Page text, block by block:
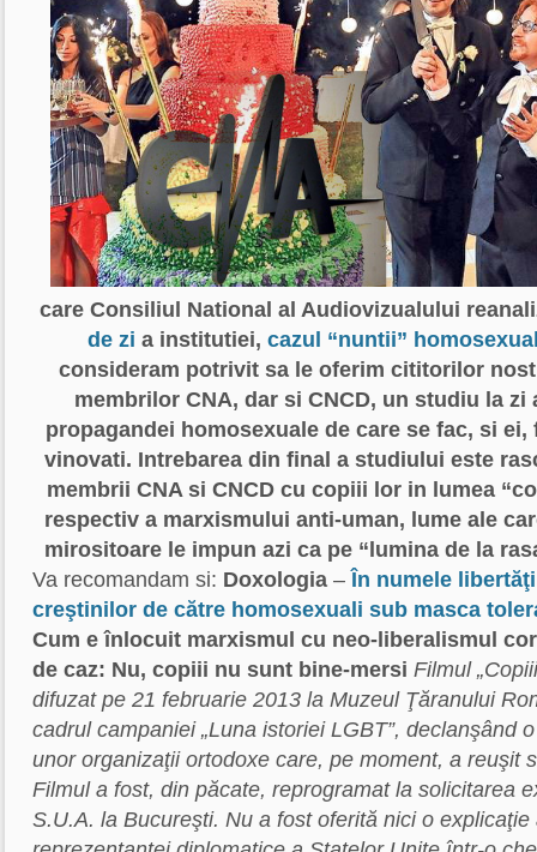
care Consiliul National al Audiovizualului
de zi a institutiei, cazul “nuntii”
consideram potrivit sa le oferim cititorilor
membrilor CNA, dar si CNCD, un studiu la
propagandei homosexuale de care se fac, si
vinovati. Intrebarea din final a studiului este
membrii CNA si CNCD cu copiii lor in lumea
respectiv a marxismului anti-uman, lume ale
mirositoare le impun azi ca pe “lumina de la
Va recomandam si: Doxologia – În numele
creştinilor de către homosexuali sub masca
Cum e înlocuit marxismul cu neo-liberalismul
de caz: Nu, copiii nu sunt bine-mersi Filmul
difuzat pe 21 februarie 2013 la Muzeul Ţăranului
cadrul campaniei „Luna istoriei LGBT”, declanşând
unor organizaţii ortodoxe care, pe moment, a reuşit
Filmul a fost, din păcate, reprogramat la solicitarea
S.U.A. la Bucureşti. Nu a fost oferită nici o explicaţie